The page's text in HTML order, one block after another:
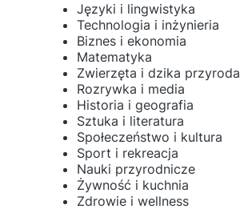
Języki i lingwistyka
Technologia i inżynieria
Biznes i ekonomia
Matematyka
Zwierzęta i dzika przyroda
Rozrywka i media
Historia i geografia
Sztuka i literatura
Społeczeństwo i kultura
Sport i rekreacja
Nauki przyrodnicze
Żywność i kuchnia
Zdrowie i wellness